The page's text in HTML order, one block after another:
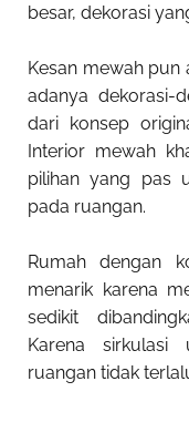
besar, dekorasi
Kesan mewah pun
adanya dekorasi-
dari konsep
Interior mewah
pilihan yang pas
pada ruangan.
Rumah dengan
menarik karena
sedikit
Karena sirkulasi
ruangan tidak